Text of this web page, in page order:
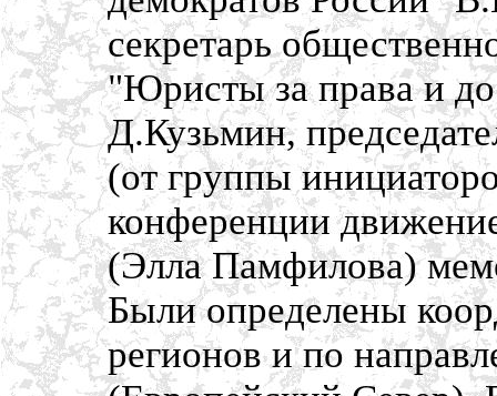
секретарь
"Юристы за права и
Д.Кузьмин,
(от группы
конференции
(Элла Памфилова)
Были определены
регионов и по